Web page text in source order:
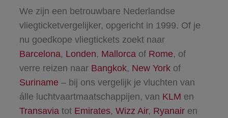
We zijn een betrouwbare Nederlandse
vliegticketvergelijker, opgericht in 1999. Of je
nu goedkope vliegtickets zoekt naar
Barcelona, Londen, Mallorcaof Rome, of
verre reizen naar Bangkok, New Yorkof
Suriname – bij ons vergelijk je vluchten van
álle luchtvaartmaatschappijen, van KLM en
Transaviatot Emirates, Wizz Air, Ryanairen